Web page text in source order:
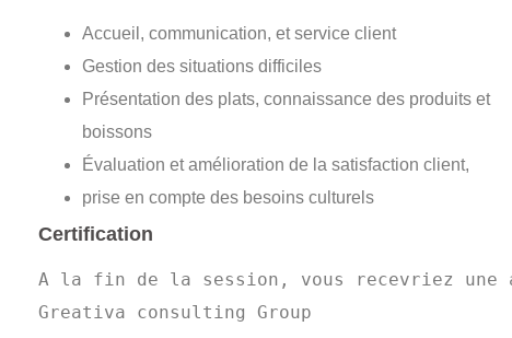
Accueil, communication, et service client
Gestion des situations difficiles
Présentation des plats, connaissance des produits et
boissons
Évaluation et amélioration de la satisfaction client,
prise en compte des besoins culturels
Certification
A la fin de la session, vous recevriez
Greativa consulting Group